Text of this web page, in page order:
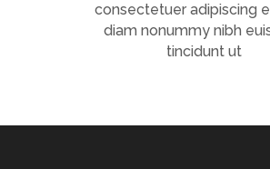
consectetuer adipiscing
diam nonummy nibh
tincidunt ut